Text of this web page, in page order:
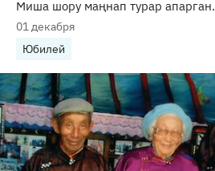
Миша шору маңнап турар апарган.
01 декабря
Юбилей